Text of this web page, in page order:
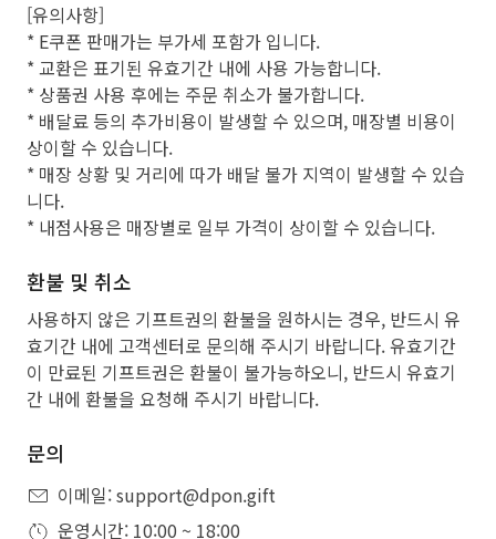
[유의사항]
* E쿠폰 판매가는 부가세 포함가 입니다.
* 교환은 표기된 유효기간 내에 사용 가능합니다.
* 상품권 사용 후에는 주문 취소가 불가합니다.
* 배달료 등의 추가비용이 발생할 수 있으며, 매장별 비용이
상이할 수 있습니다.
* 매장 상황 및 거리에 따가 배달 불가 지역이 발생할 수 있습
니다.
* 내점사용은 매장별로 일부 가격이 상이할 수 있습니다.
환불 및 취소
사용하지 않은 기프트권의 환불을 원하시는 경우, 반드시 유
효기간 내에 고객센터로 문의해 주시기 바랍니다. 유효기간
이 만료된 기프트권은 환불이 불가능하오니, 반드시 유효기
간 내에 환불을 요청해 주시기 바랍니다.
문의
이메일: support@dpon.gift
운영시간: 10:00 ~ 18:00